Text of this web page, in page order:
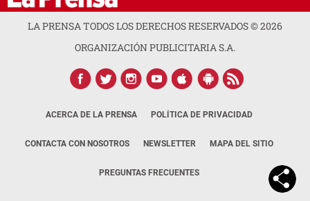
LA PRENSA TODOS LOS DERECHOS RESERVADOS ©2026
ORGANIZACIÓN PUBLICITARIA S.A.
ACERCA DE LA PRENSA POLÍTICA DE PRIVACIDAD
CONTACTA CON NOSOTROS NEWSLETTER MAPA DEL SITIO
PREGUNTAS FRECUENTES